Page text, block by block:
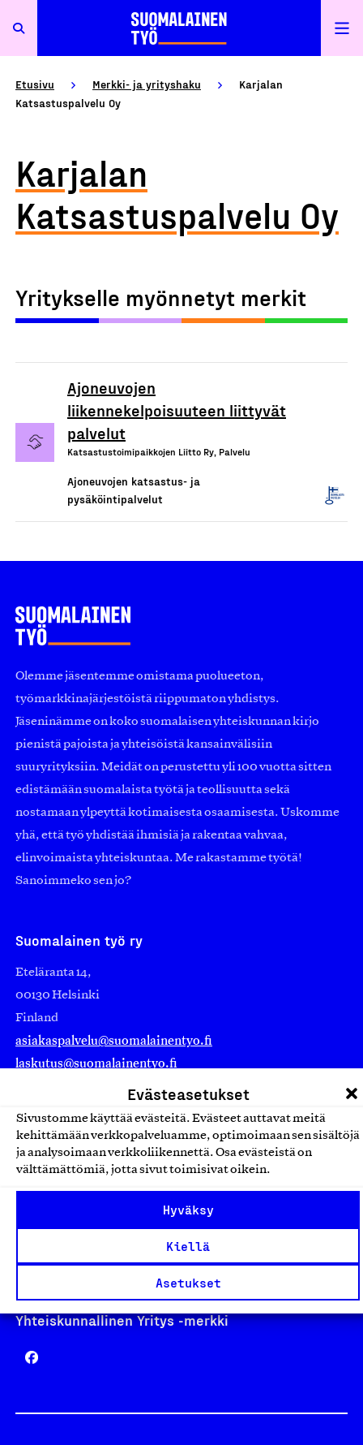
Evästeasetukset
Sivustomme käyttää evästeitä. Evästeet auttavat meitä
kehittämään verkkopalveluamme, optimoimaan sen sisältöjä
ja analysoimaan verkkoliikennettä. Osa evästeistä on
välttämättömiä, jotta sivut toimisivat oikein.
Hyväksy
Kiellä
Asetukset
Etusivu Merkki- ja yrityshaku
Karjalan
Katsastuspalvelu Oy
Karjalan
Katsastuspalvelu Oy
Yritykselle myönnetyt merkit
Ajoneuvojen
liikennekelpoisuuteen liittyvät
palvelut
Katsastustoimipaikkojen Liitto Ry, Palvelu
Ajoneuvojen katsastus- ja
pysäköintipalvelut
Olemme jäsentemme omistama puolueeton,
työmarkkinajärjestöistä riippumaton yhdistys.
Jäseninämme on koko suomalaisen yhteiskunnan kirjo
pienistä pajoista ja yhteisöistä kansainvälisiin
suuryrityksiin. Meidät on perustettu yli 100 vuotta sitten
edistämään suomalaista työtä ja teollisuutta sekä
nostamaan ylpeyttä kotimaisesta osaamisesta. Uskomme
yhä, että työ yhdistää ihmisiä ja rakentaa vahvaa,
elinvoimaista yhteiskuntaa. Me rakastamme työtä!
Sanoimmeko sen jo?
Suomalainen työ ry
Eteläranta 14,
00130 Helsinki
Finland
asiakaspalvelu@suomalainentyo.fi
laskutus@suomalainentyo.fi
Avainlippu
Yhteiskunnallinen Yritys -merkki